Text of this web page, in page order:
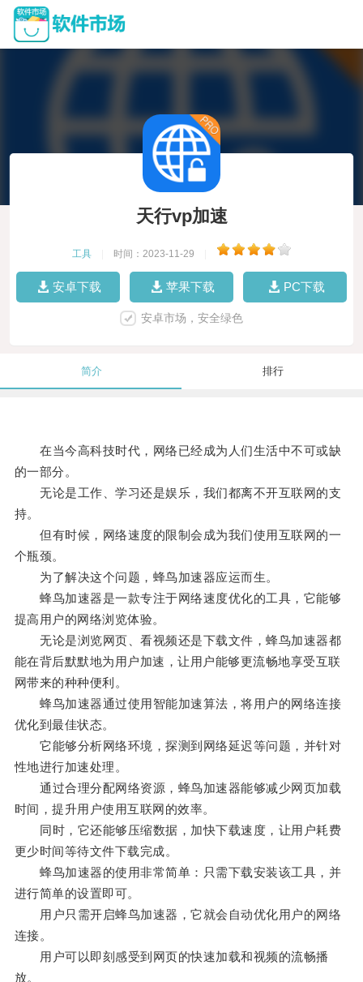
天行vp加速
工具 时间：2023-11-29
安卓下载 苹果下载 PC下载
安卓市场，安全绿色
简介 排行
在当今高科技时代，网络已经成为人们生活中不可或缺
的一部分。
无论是工作、学习还是娱乐，我们都离不开互联网的支
持。
但有时候，网络速度的限制会成为我们使用互联网的一
个瓶颈。
为了解决这个问题，蜂鸟加速器应运而生。
蜂鸟加速器是一款专注于网络速度优化的工具，它能够
提高用户的网络浏览体验。
无论是浏览网页、看视频还是下载文件，蜂鸟加速器都
能在背后默默地为用户加速，让用户能够更流畅地享受互联
网带来的种种便利。
蜂鸟加速器通过使用智能加速算法，将用户的网络连接
优化到最佳状态。
它能够分析网络环境，探测到网络延迟等问题，并针对
性地进行加速处理。
通过合理分配网络资源，蜂鸟加速器能够减少网页加载
时间，提升用户使用互联网的效率。
同时，它还能够压缩数据，加快下载速度，让用户耗费
更少时间等待文件下载完成。
蜂鸟加速器的使用非常简单：只需下载安装该工具，并
进行简单的设置即可。
用户只需开启蜂鸟加速器，它就会自动优化用户的网络
连接。
用户可以即刻感受到网页的快速加载和视频的流畅播
放。